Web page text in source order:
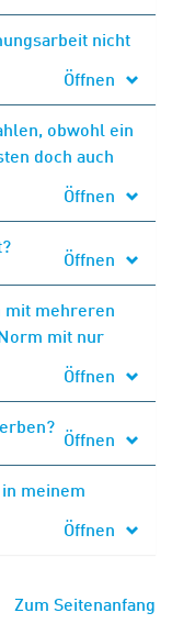
nicht
Öffnen
obwohl ein
doch auch
Öffnen
Öffnen
mit mehreren
mit nur
Öffnen
Öffnen
meinem
Öffnen
Zum Seitenanfang